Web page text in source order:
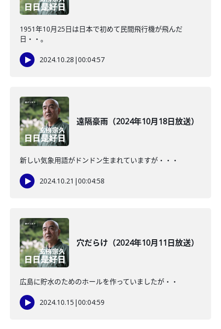
1951年10月25日は日本で初めて民間飛行機が飛んだ
日・・。
2024.10.28 |00:04:57
遠隔豪雨（2024年10月18日放送）
新しい気象用語がドンドン生まれていますが・・・
2024.10.21 |00:04:58
穴だらけ（2024年10月11日放送）
広島に貯水のためのホールを作っていましたが・・
2024.10.15 |00:04:59